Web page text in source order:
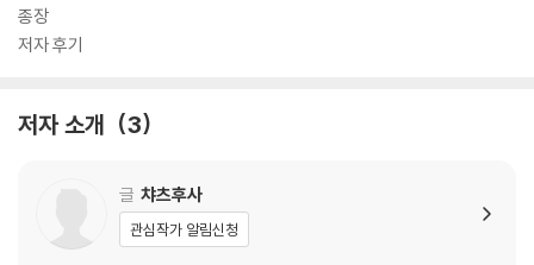
종장
저자 후기
저자 소개 3
글 챠츠후사
관심작가 알림신청